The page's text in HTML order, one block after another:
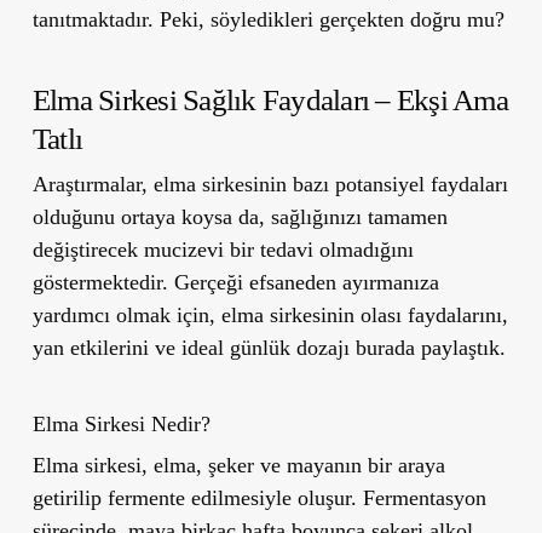
tanıtmaktadır. Peki, söyledikleri gerçekten doğru mu?
Elma Sirkesi Sağlık Faydaları – Ekşi Ama
Tatlı
Araştırmalar, elma sirkesinin bazı potansiyel faydaları
olduğunu ortaya koysa da, sağlığınızı tamamen
değiştirecek mucizevi bir tedavi olmadığını
göstermektedir. Gerçeği efsaneden ayırmanıza
yardımcı olmak için, elma sirkesinin olası faydalarını,
yan etkilerini ve ideal günlük dozajı burada paylaştık.
Elma Sirkesi Nedir?
Elma sirkesi, elma, şeker ve mayanın bir araya
getirilip fermente edilmesiyle oluşur. Fermentasyon